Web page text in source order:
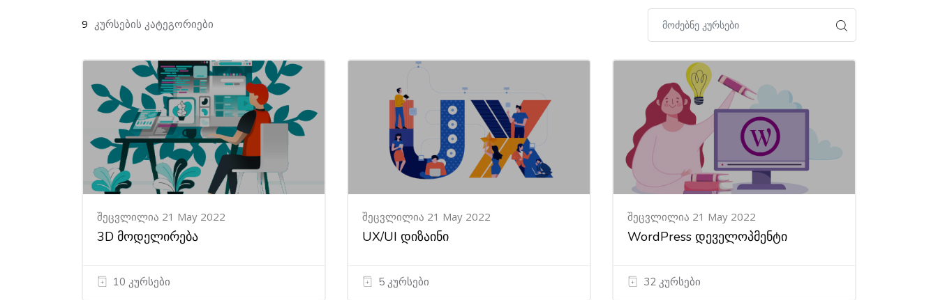
9 კურსების კატეგორიები
შეცვლილია 21 May 2022
3D მოდელირება
10 კურსები
შეცვლილია 21 May 2022
UX/UI დიზაინი
5 კურსები
შეცვლილია 21 May 2022
WordPress დეველოპმენტი
32 კურსები